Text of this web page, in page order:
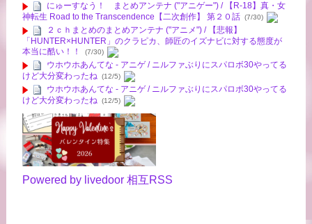
にゅーすなう！ まとめアンテナ ("アニゲー") / 【R-18】真・女
神転生 Road to the Transcendence【二次創作】 第２０話 (7/30)
２ｃｈまとめのまとめアンテナ ("アニメ") / 【悲報】
「HUNTER×HUNTER」のクラピカ、師匠のイズナビに対する態度が
本当に酷い！！
(7/30)
ウホウホあんてな - アニゲ / ニルファぶりにスパロボ30やってる
けど大分変わったね (12/5)
ウホウホあんてな - アニゲ / ニルファぶりにスパロボ30やってる
けど大分変わったね (12/5)
Powered by livedoor 相互RSS